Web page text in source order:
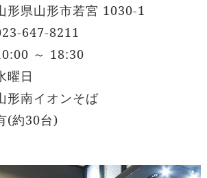
形県山形市若宮 1030-1
647-8211
～ 18:30
曜日
形南イオンそば
(約30台)